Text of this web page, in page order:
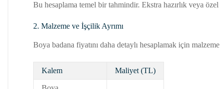
Bu hesaplama temel bir tahmindir. Ekstra hazırlık veya
2. Malzeme ve İşçilik Ayrımı
Boya badana fiyatını daha detaylı hesaplamak için
Kalem Maliyet (TL)